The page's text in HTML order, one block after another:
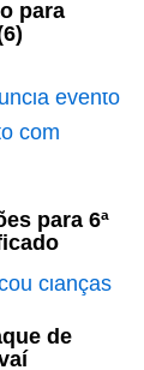
para
para 6ª
de